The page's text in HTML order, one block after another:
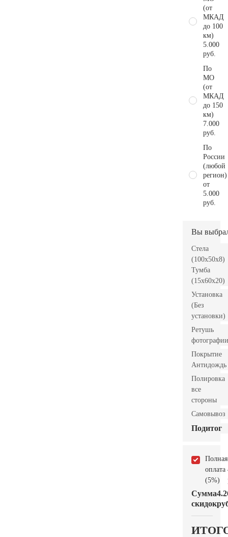
(от
МКАД
до 100
км)
5.000
руб.
По
МО
(от
МКАД
до 150
км)
7.000
руб.
По
России
(любой
регион)
от
5.000
руб.
Вы
Стела
(100x50x8)
Тумба
(15x60x20)
Установка
(Без
установки)
Ретушь
фотографии
Покрытие
Антидождь
Полировка
все
стороны
Самовывоз
Подитог
Полная
оплата
(5%)
Сумма
скидок